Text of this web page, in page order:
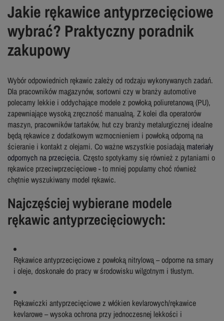
Jakie rękawice antyprzecięciowe
wybrać? Praktyczny poradnik
zakupowy
Wybór odpowiednich rękawic zależy od rodzaju wykonywanych zadań.
Dla pracowników magazynów, sortowni czy w branży automotive
polecamy lekkie i oddychające modele z powłoką poliuretanową (PU),
zapewniające wysoką zręczność manualną. Z kolei dla operatorów
maszyn, pracowników tartaków, hut czy branży metalurgicznej idealne
będą rękawice z dodatkowym wzmocnieniem i powłoką odporną na
ścieranie i kontakt z olejami. Co ważne wszystkie posiadają materiały
odpornych na przecięcia. Często spotykamy się również z pytaniami o
rękawice przeciwprzecięciowe - to mniej popularny choć również
chętnie wyszukiwany model rękawic.
Najczęściej wybierane modele
rękawic antyprzecięciowych:
Rękawice antyprzecięciowe z powłoką nitrylową – odporne na smary
i oleje, doskonałe do pracy w środowisku wilgotnym i tłustym.
Rękawiczki antyprzecięciowe z włókien kevlarowych/rękawice
kevlarowe – wysoka ochrona przy jednoczesnej lekkości i